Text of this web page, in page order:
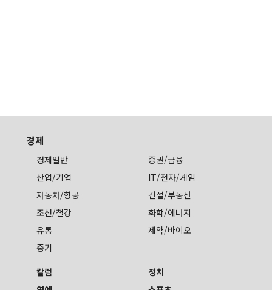
경제
경제일반
증권/금융
산업/기업
IT/전자/게임
자동차/항공
건설/부동산
조선/철강
화학/에너지
유통
제약/바이오
중기
칼럼
정치